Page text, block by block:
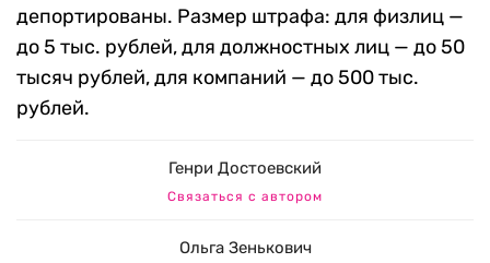
депортированы. Размер штрафа: для физлиц —
до 5 тыс. рублей, для должностных лиц — до 50
тысяч рублей, для компаний — до 500 тыс.
рублей.
Генри Достоевский
Связаться с автором
Ольга Зенькович